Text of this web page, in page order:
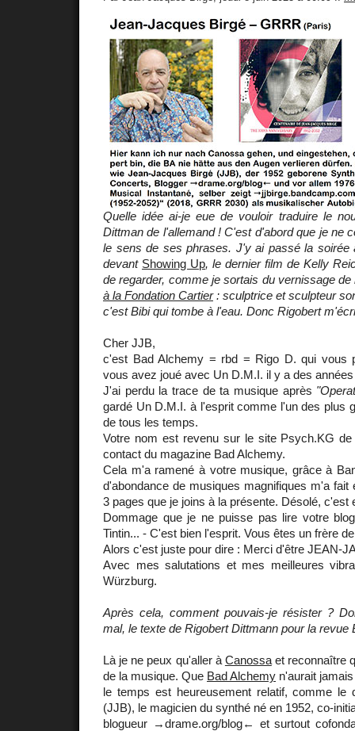
Quelle idée ai-je eue de vouloir traduire le
Dittman de l'allemand ! C'est d'abord que je ne
le sens de ses phrases. J'y ai passé la soirée
devant Showing Up, le dernier film de Kelly
de regarder, comme je sortais du vernissage de
à la Fondation Cartier: sculptrice et sculpteur
c'est Bibi qui tombe à l'eau. Donc Rigobert
Cher JJB,
c'est Bad Alchemy = rbd = Rigo D. qui vous
vous avez joué avec Un D.M.I. il y a des
J'ai perdu la trace de ta musique après
gardé Un D.M.I. à l'esprit comme l'un des plus
de tous les temps.
Votre nom est revenu sur le site Psych.KG
contact du magazine Bad Alchemy.
Cela m'a ramené à votre musique, grâce à
d'abondance de musiques magnifiques m'a fait
3 pages que je joins à la présente. Désolé, c'est
Dommage que je ne puisse pas lire votre
Tintin... - C'est bien l'esprit. Vous êtes un frère
Alors c'est juste pour dire : Merci d'être JEAN-
Avec mes salutations et mes meilleures
Würzburg.
Après cela, comment pouvais-je résister ?
mal, le texte de Rigobert Dittmann pour la revue
Là je ne peux qu'aller à Canossaet reconnaître
de la musique. Que Bad Alchemy n'aurait
le temps est heureusement relatif, comme le
(JJB), le magicien du synthé né en 1952, co-
blogueur →drame.org/blog← et surtout